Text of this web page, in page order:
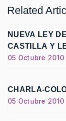
Related
NUEVA LEY
CASTILLA Y
05 Octubre 2010
CHARLA-
05 Octubre 2010